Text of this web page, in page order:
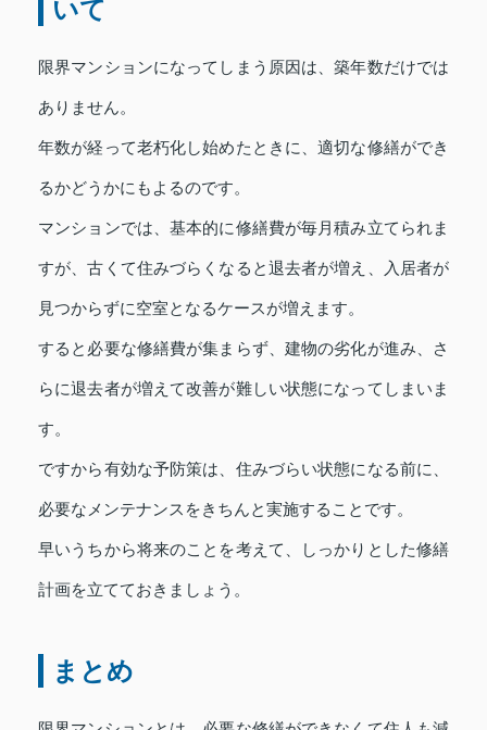
いて
限界マンションになってしまう原因は、築年数だけでは
ありません。
年数が経って老朽化し始めたときに、適切な修繕ができ
るかどうかにもよるのです。
マンションでは、基本的に修繕費が毎月積み立てられま
すが、古くて住みづらくなると退去者が増え、入居者が
見つからずに空室となるケースが増えます。
すると必要な修繕費が集まらず、建物の劣化が進み、さ
らに退去者が増えて改善が難しい状態になってしまいま
す。
ですから有効な予防策は、住みづらい状態になる前に、
必要なメンテナンスをきちんと実施することです。
早いうちから将来のことを考えて、しっかりとした修繕
計画を立てておきましょう。
まとめ